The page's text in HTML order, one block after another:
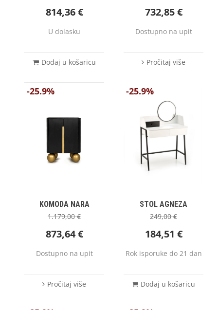
814,36€
U dolasku
Dodaj u košaricu
732,85€
Dostupno na upit
Pročitaj više
-25.9%
KOMODA NARA
1.179,00€
873,64€
Dostupno na upit
Pročitaj više
-25.9%
STOL AGNEZA
249,00€
184,51 €
Rok isporuke do 21 dan
Dodaj u košaricu